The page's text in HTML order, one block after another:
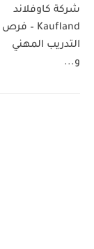
كاوفلاند
Kaufland – فرص
المهني